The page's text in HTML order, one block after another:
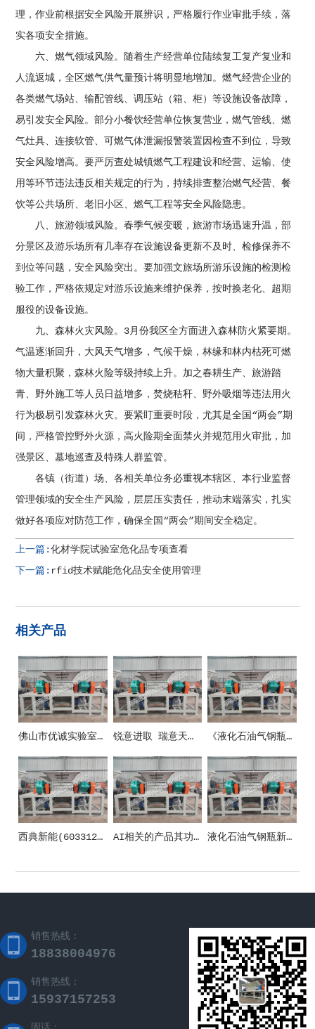
理，作业前根据安全风险开展辨识，严格履行作业审批手续，落
实各项安全措施。
六、燃气领域风险。随着生产经营单位陆续复工复产复业和
人流返城，全区燃气供气量预计将明显地增加。燃气经营企业的
各类燃气场站、输配管线、调压站（箱、柜）等设施设备故障，
易引发安全风险。部分小餐饮经营单位恢复营业，燃气管线、燃
气灶具、连接软管、可燃气体泄漏报警装置因检查不到位，导致
安全风险增高。要严厉查处城镇燃气工程建设和经营、运输、使
用等环节违法违反相关规定的行为，持续排查整治燃气经营、餐
饮等公共场所、老旧小区、燃气工程等安全风险隐患。
八、旅游领域风险。春季气候变暖，旅游市场迅速升温，部
分景区及游乐场所有几率存在设施设备更新不及时、检修保养不
到位等问题，安全风险突出。要加强文旅场所游乐设施的检测检
验工作，严格依规定对游乐设施来维护保养，按时换老化、超期
服役的设备设施。
九、森林火灾风险。3月份我区全方面进入森林防火紧要期。
气温逐渐回升，大风天气增多，气候干燥，林缘和林内枯死可燃
物大量积聚，森林火险等级持续上升。加之春耕生产、旅游踏
青、野外施工等人员日益增多，焚烧秸秆、野外吸烟等违法用火
行为极易引发森林火灾。要紧盯重要时段，尤其是全国“两会”期
间，严格管控野外火源，高火险期全面禁火并规范用火审批，加
强景区、墓地巡查及特殊人群监管。
各镇（街道）场、各相关单位务必重视本辖区、本行业监督
管理领域的安全生产风险，层层压实责任，推动末端落实，扎实
做好各项应对防范工作，确保全国“两会”期间安全稳定。
上一篇:化材学院试验室危化品专项查看
下一篇: rfid技术赋能危化品安全使用管理
相关产品
佛山市优诚实验室设备有限公司 锐意进取 瑞意天诚关注实验室安全 《液化石油气钢瓶》新国标10月1日正式施行！防止液化气瓶事端这些要紧记！
西典新能(603312)_股票在市场上生意的金额_行情_走势图—东方财富网 AI相关的产品其功能和应用场景 液化石油气钢瓶新国标施行 清晰五方面安全规范
销售热线：
18838004976
销售热线：
15937157253